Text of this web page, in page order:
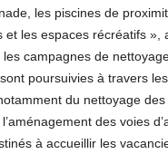
les piscines de
et les espaces récréatifs »,
campagnes de
poursuivies à travers
du nettoyage
des voies
à accueillir les